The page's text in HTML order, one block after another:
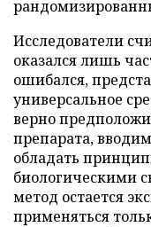
Исследователи
оказался лишь
ошибался,
универсальное
верно
препарата,
обладать
биологическими
метод остается
применяться